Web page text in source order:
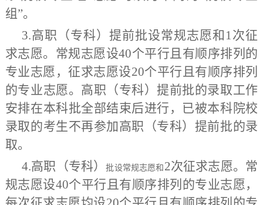
组”。
3.高职（专科）提前批设常规志愿和1次征
求志愿。 常规志愿设40个平行且有顺序排列的
专业志愿，征求志愿设20个平行且有顺序排列
的专业志愿。高职（专科）提前批的录取工作
安排在本科批全部结束后进行， 已被本科 院校
录取的考生不再参加高职（专科）提前批的录
取。
4.高职（专科）批设常规志愿和 2次征求志愿。常
规志愿设40个平行且有顺序排列的专业志愿，